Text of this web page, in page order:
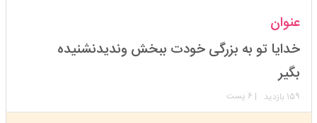
استارتر
عضویت: 1399/12/19 تعداد پست: 2943
عنوان
خدایا تو به بزرگی خودت ببخش وندیدنشنیده
بگیر
159 بازدید | 6 پست